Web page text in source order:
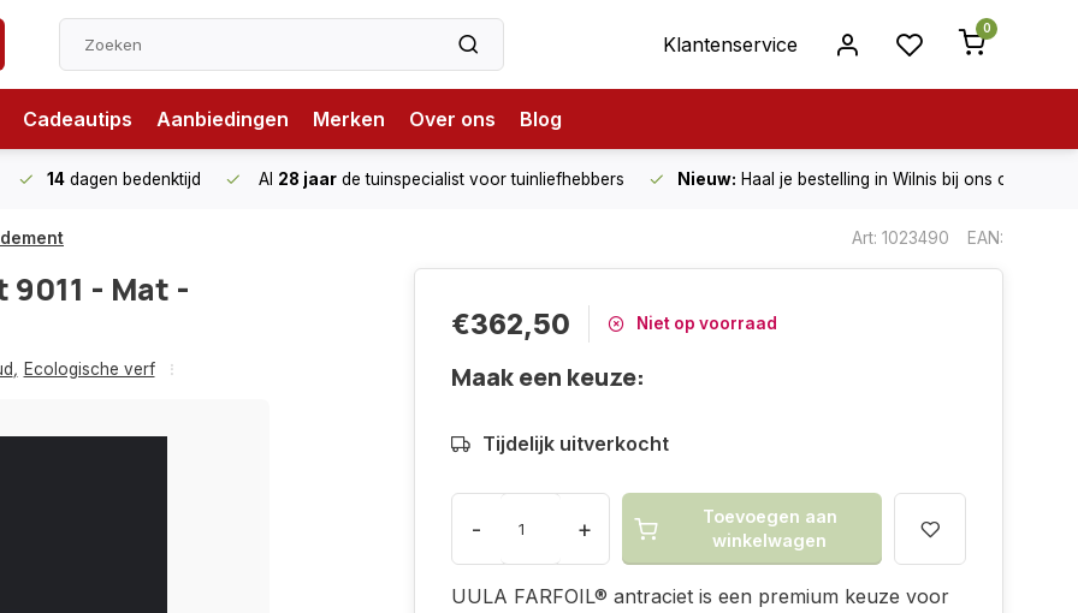
Klantenservice
0
Cadeautips Aanbiedingen Merken Over ons Blog
14 dagen bedenktijd Al 28 jaar de tuinspecialist voor tuinliefhebbers Nieuw: Haal je bestelling in Wilnis bij ons op!
Art: 1023490 EAN:
- Mat -
, Ecologische verf
€362,50 Niet op voorraad
Maak een keuze:
Tijdelijk uitverkocht
- +
Toevoegen aan
winkelwagen
UULA FARFOIL® antraciet is een premium keuze voor